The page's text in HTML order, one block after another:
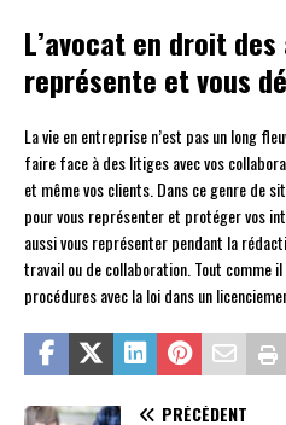
L’avocat en droit
représente et vous
La vie en entreprise n’est pas un long
faire face à des litiges avec vos
et même vos clients. Dans ce genre de
pour vous représenter et protéger vos
aussi vous représenter pendant la
travail ou de collaboration. Tout comme
procédures avec la loi dans un
PRÉCÉDENT